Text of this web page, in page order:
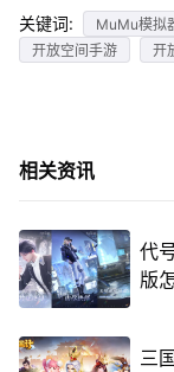
关键词: MuMu模拟
开放空间手游
开
相关资讯
代
版
三